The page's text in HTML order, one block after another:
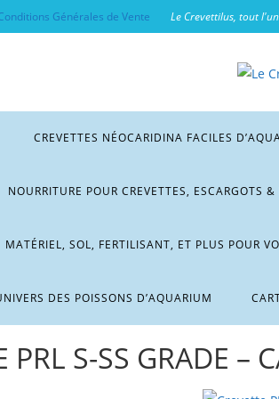
Générales de Vente Le Crevettilus, tout
CREVETTES NÉOCARIDINA FACILES
NOURRITURE POUR CREVETTES, ESCARGOTS &
MATÉRIEL, SOL, FERTILISANT, ET PLUS POUR
DES POISSONS D’AQUARIUM
PRL S-SS GRADE